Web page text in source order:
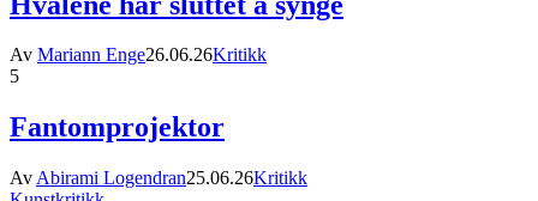
Av Mariann Enge26.06.26Kritikk
5
Fantomprojektor
Av Abirami Logendran25.06.26Kritikk